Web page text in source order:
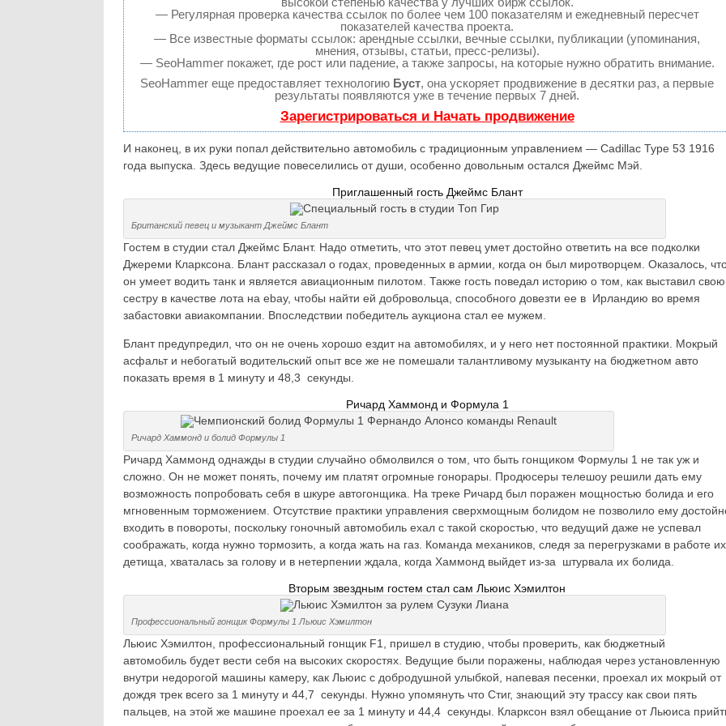
— Регулярная проверка качества ссылок по более чем 100 показателям и ежедневный пересчет
показателей качества проекта.
— Все известные форматы ссылок: арендные ссылки, вечные ссылки, публикации (упоминания,
мнения, отзывы, статьи, пресс-релизы).
— SeoHammer покажет, где рост или падение, а также запросы, на которые нужно обратить внимание.
SeoHammer еще предоставляет технологию Буст, она ускоряет продвижение в десятки раз, а первые
результаты появляются уже в течение первых 7 дней.
Зарегистрироваться и Начать продвижение
И наконец, в их руки попал действительно автомобиль с традиционным управлением — Cadillac Type 53 1916
года выпуска. Здесь ведущие повеселились от души, особенно довольным остался Джеймс Мэй.
Приглашенный гость Джеймс Блант
Британский певец и музыкант Джеймс Блант
Гостем в студии стал Джеймс Блант. Надо отметить, что этот певец умет достойно ответить на все подколки
Джереми Кларксона. Блант рассказал о годах, проведенных в армии, когда он был миротворцем. Оказалось,
он умеет водить танк и является авиационным пилотом. Также гость поведал историю о том, как выставил свою
сестру в качестве лота на ebay, чтобы найти ей добровольца, способного довезти ее в Ирландию во время
забастовки авиакомпании. Впоследствии победитель аукциона стал ее мужем.
Блант предупредил, что он не очень хорошо ездит на автомобилях, и у него нет постоянной практики. Мокрый
асфальт и небогатый водительский опыт все же не помешали талантливому музыканту на бюджетном авто
показать время в 1 минуту и 48,3 секунды.
Ричард Хаммонд и Формула 1
Ричард Хаммонд и болид Формулы 1
Ричард Хаммонд однажды в студии случайно обмолвился о том, что быть гонщиком Формулы 1 не так уж и
сложно. Он не может понять, почему им платят огромные гонорары. Продюсеры телешоу решили дать ему
возможность попробовать себя в шкуре автогонщика. На треке Ричард был поражен мощностью болида и его
мгновенным торможением. Отсутствие практики управления сверхмощным болидом не позволило ему
входить в повороты, поскольку гоночный автомобиль ехал с такой скоростью, что ведущий даже не успевал
соображать, когда нужно тормозить, а когда жать на газ. Команда механиков, следя за перегрузками в работе их
детища, хваталась за голову и в нетерпении ждала, когда Хаммонд выйдет из-за штурвала их болида.
Вторым звездным гостем стал сам Льюис Хэмилтон
Профессиональный гонщик Формулы 1 Льюис Хэмилтон
Льюис Хэмилтон, профессиональный гонщик F1, пришел в студию, чтобы проверить, как бюджетный
автомобиль будет вести себя на высоких скоростях. Ведущие были поражены, наблюдая через установленную
внутри недорогой машины камеру, как Льюис с добродушной улыбкой, напевая песенки, проехал их мокрый от
дождя трек всего за 1 минуту и 44,7 секунды. Нужно упомянуть что Стиг, знающий эту трассу как свои пять
пальцев, на этой же машине проехал ее за 1 минуту и 44,4 секунды. Кларксон взял обещание от Льюиса